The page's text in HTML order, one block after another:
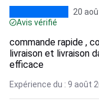
20
Avis vérifié
commande rapide ,
livraison et livraison
efficace
Expérience du : 9 août